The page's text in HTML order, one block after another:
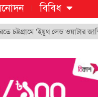
বিবিধ
‘ইয়ুথ লেড ওয়াটার জাস্টিস